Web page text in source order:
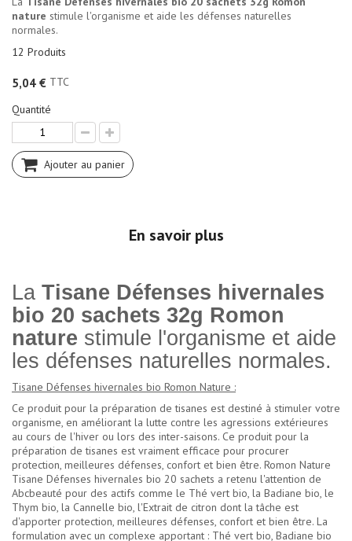
nature stimule l'organisme et aide les défenses naturelles
normales.
12 Produits
5,04 € TTC
Quantité
Ajouter au panier
En savoir plus
La Tisane Défenses hivernales
bio 20 sachets 32g Romon
nature stimule l'organisme et aide
les défenses naturelles normales.
Tisane Défenses hivernales bio Romon Nature :
Ce produit pour la préparation de tisanes est destiné à stimuler votre
organisme, en améliorant la lutte contre les agressions extérieures
au cours de l'hiver ou lors des inter-saisons. Ce produit pour la
préparation de tisanes est vraiment efficace pour procurer
protection, meilleures défenses, confort et bien être. Romon Nature
Tisane Défenses hivernales bio 20 sachets a retenu l'attention de
Abcbeauté pour des actifs comme le Thé vert bio, la Badiane bio, le
Thym bio, la Cannelle bio, l'Extrait de citron dont la tâche est
d'apporter protection, meilleures défenses, confort et bien être. La
formulation avec un complexe apportant : Thé vert bio, Badiane bio